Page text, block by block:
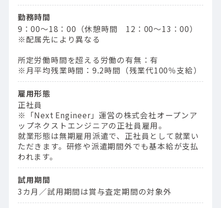
勤務時間
9：00〜18：00（休憩時間 12：00〜13：00）
※配属先により異なる
所定労働時間を超える労働の有無：有
※月平均残業時間：9.2時間（残業代100％支給）
雇用形態
正社員
※「Next Engineer」運営の株式会社オープンア
ップネクストエンジニアの正社員雇用。
就業形態は無期雇用派遣で、正社員として就業い
ただきます。研修や派遣期間外でも基本給が支払
われます。
試用期間
3カ月／試用期間は賞与査定期間の対象外